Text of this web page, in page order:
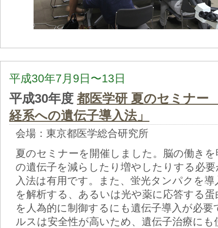
平成30年7月9日〜13日
平成30年度 都医学研 夏のセミナー
経系への遺伝子導入法」
会場：東京都医学総合研究所
夏のセミナーを開催しました。脳の働き
の遺伝子を減らしたり増やしたりする必
入法は有用です。また、蛍光タンパクを
を解析する、あるいは光や薬に応答する
を人為的に制御するにも遺伝子導入が必
ルスは安全性が高いため、遺伝子治療に